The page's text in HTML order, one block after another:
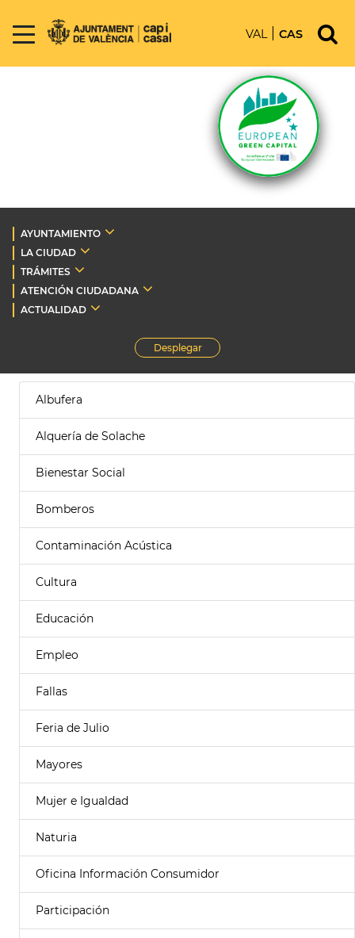
VAL CAS
AYUNTAMIENTO
LA CIUDAD
TRÁMITES
ATENCIÓN CIUDADANA
ACTUALIDAD
Desplegar
Albufera
Alquería de Solache
Bienestar Social
Bomberos
Contaminación Acústica
Cultura
Educación
Empleo
Fallas
Feria de Julio
Mayores
Mujer e Igualdad
Naturia
Oficina Información Consumidor
Participación